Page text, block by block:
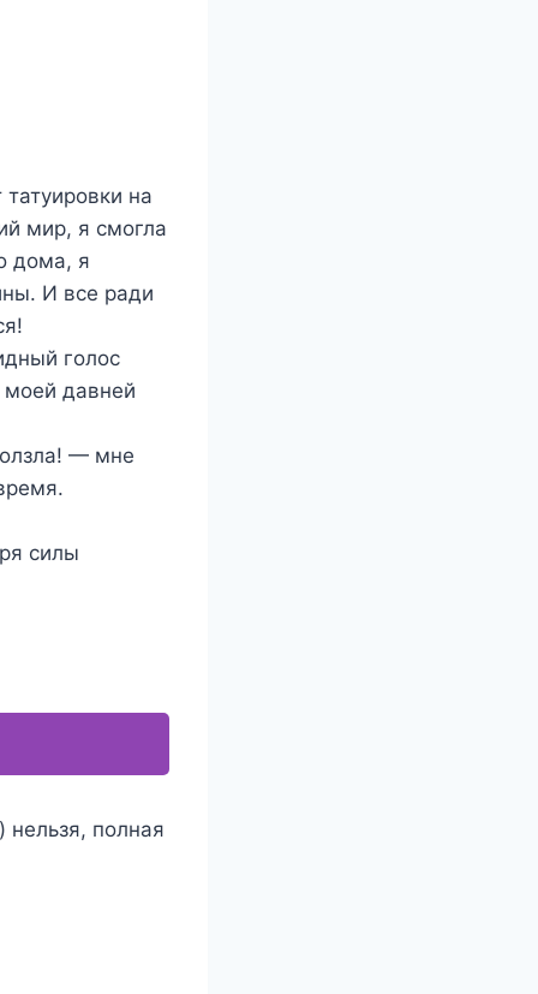
на
мир, я смогла
дома, я
И все ради
голос
давней
— мне
силы
нельзя, полная